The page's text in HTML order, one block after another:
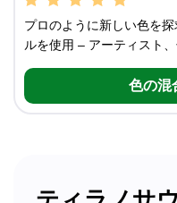
プロのように新しい色を
ルを使用 – アーティスト
色の混